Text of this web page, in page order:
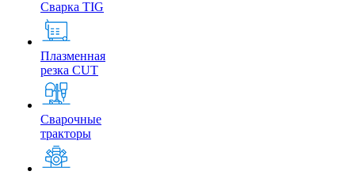
Сварка TIG
Плазменная
резка CUT
Сварочные
тракторы